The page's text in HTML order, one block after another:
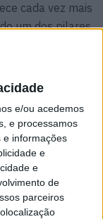
e/ou acedemos
e processamos
e informações
e
e
de
parceiros
cada vez mais
um dos pilares
agora o seu
que os
as opções
assim, Binder
verdadeira
continua a
enquanto